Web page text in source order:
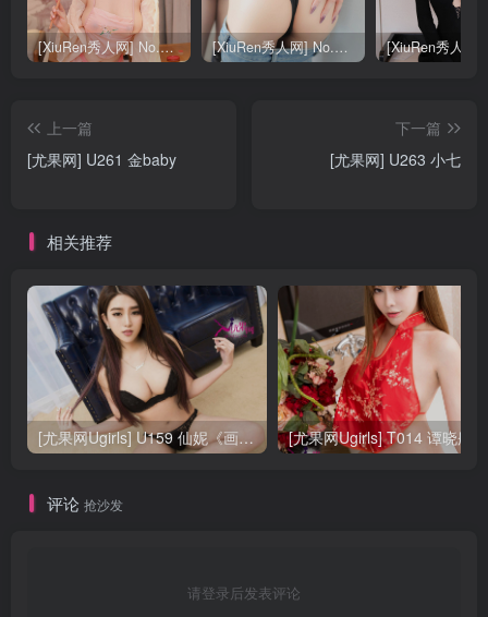
[XiuRen秀人网] No.9040 蛋蛋宝 妩媚美腿 [XiuRen秀人网] No.8668 模特合集
上一篇
[尤果网] U261 金baby
下一篇
[尤果网] U263 小七
相关推荐
[尤果网Ugirls] U159 仙妮《画中仙子》
评论 抢沙发
请登录后发表评论